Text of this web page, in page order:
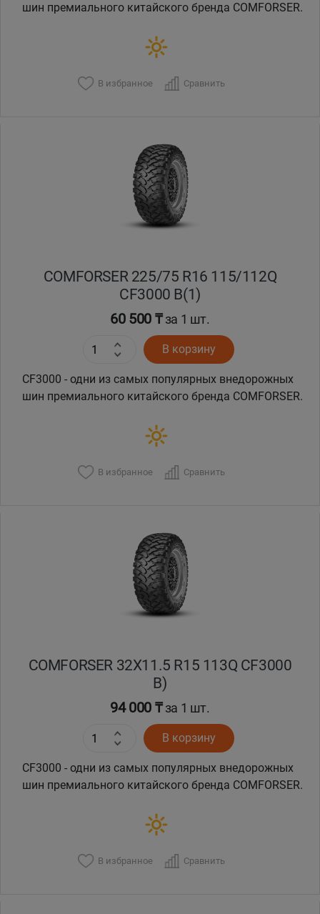
шин премиального китайского бренда COMFORSER.
В избранное Сравнить
COMFORSER 225/75 R16 115/112Q
CF3000 B(1)
60 500 ₸за 1 шт.
В корзину
CF3000 - одни из самых популярных внедорожных
шин премиального китайского бренда COMFORSER.
В избранное Сравнить
COMFORSER 32X11.5 R15 113Q CF3000
B)
94 000 ₸за 1 шт.
В корзину
CF3000 - одни из самых популярных внедорожных
шин премиального китайского бренда COMFORSER.
В избранное Сравнить